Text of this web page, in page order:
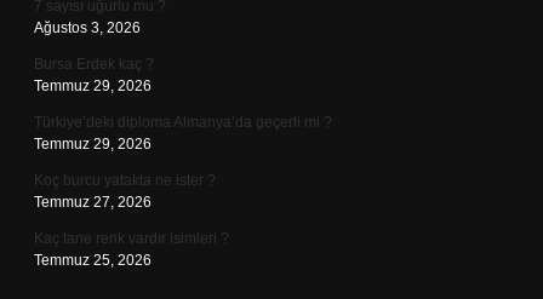
7 sayısı uğurlu mu ?
Ağustos 3, 2026
Bursa Erdek kaç ?
Temmuz 29, 2026
Türkiye’deki diploma Almanya’da geçerli mi ?
Temmuz 29, 2026
Koç burcu yatakta ne ister ?
Temmuz 27, 2026
Kaç tane renk vardır isimleri ?
Temmuz 25, 2026